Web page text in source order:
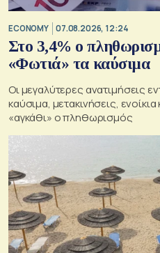
ECONOMY 07.08.2026, 12:24
Στο 3,4% ο
«Φωτιά» τα καύσιμα
Οι μεγαλύτερες ανατιμήσεις
καύσιμα, μετακινήσεις,
«αγκάθι» ο πληθωρισμός